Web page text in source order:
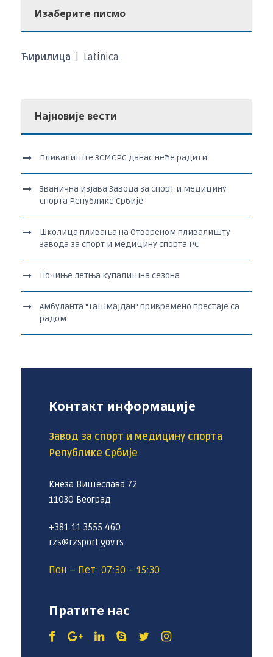
Изаберите писмо
Ћирилица Latinica
Најновије вести
Пливалиште ЗСМСРС данас неће радити
Званична изјава Завода за спорт и медицину
спорта Републике Србије
Школица пливања на Отвореном пливалишту
Завода за спорт и медицину спорта РС
Почиње летња купалишна сезона
Амбуланта “Ташмајдан“ привремено престаје са
радом
Контакт информације
Завод за спорт и медицину спорта
Републике Србије
Кнеза Вишеслава 72
11030 Београд
+381 11 3555 460
rzs@rzsport.gov.rs
Пон – Пет: 07:30 – 15:30
Пратите нас